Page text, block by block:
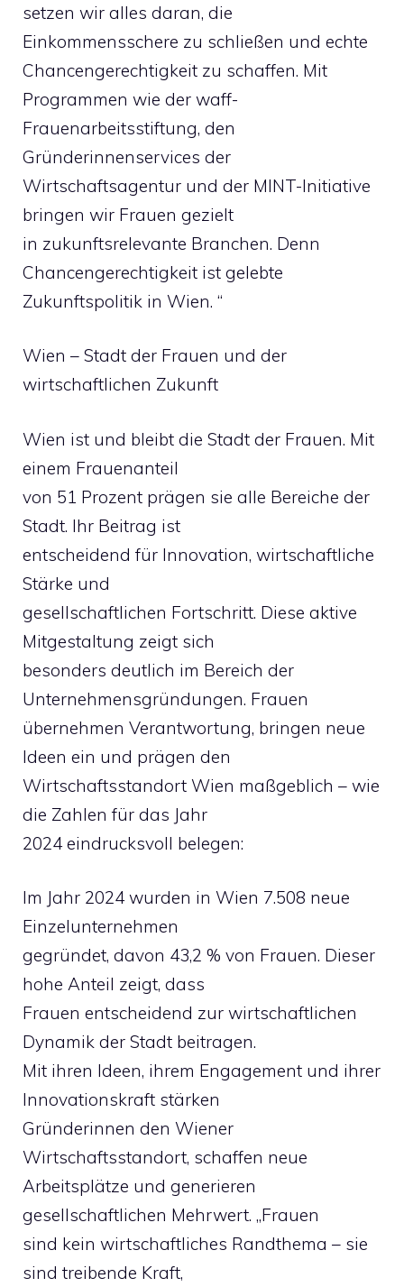
setzen wir alles daran, die
Einkommensschere zu schließen und echte
Chancengerechtigkeit zu schaffen. Mit
Programmen wie der waff-
Frauenarbeitsstiftung, den
Gründerinnenservices der
Wirtschaftsagentur und der MINT-Initiative
bringen wir Frauen gezielt
in zukunftsrelevante Branchen. Denn
Chancengerechtigkeit ist gelebte
Zukunftspolitik in Wien. “
Wien – Stadt der Frauen und der
wirtschaftlichen Zukunft
Wien ist und bleibt die Stadt der Frauen. Mit
einem Frauenanteil
von 51 Prozent prägen sie alle Bereiche der
Stadt. Ihr Beitrag ist
entscheidend für Innovation, wirtschaftliche
Stärke und
gesellschaftlichen Fortschritt. Diese aktive
Mitgestaltung zeigt sich
besonders deutlich im Bereich der
Unternehmensgründungen. Frauen
übernehmen Verantwortung, bringen neue
Ideen ein und prägen den
Wirtschaftsstandort Wien maßgeblich – wie
die Zahlen für das Jahr
2024 eindrucksvoll belegen:
Im Jahr 2024 wurden in Wien 7.508 neue
Einzelunternehmen
gegründet, davon 43,2 % von Frauen. Dieser
hohe Anteil zeigt, dass
Frauen entscheidend zur wirtschaftlichen
Dynamik der Stadt beitragen.
Mit ihren Ideen, ihrem Engagement und ihrer
Innovationskraft stärken
Gründerinnen den Wiener
Wirtschaftsstandort, schaffen neue
Arbeitsplätze und generieren
gesellschaftlichen Mehrwert. „Frauen
sind kein wirtschaftliches Randthema – sie
sind treibende Kraft,